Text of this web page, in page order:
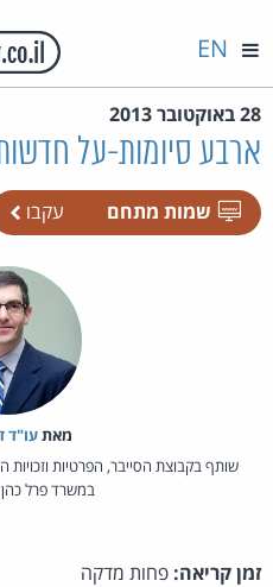
EN
28 באוקטובר 2013
ארבע סיומות-על
שמות מתחם עקבו
מאת‏עו"ד
שותף בקבוצת הסייבר, הפרטיות וזכויות
במשרד פרל
זמן קריאה: פחות מדקה